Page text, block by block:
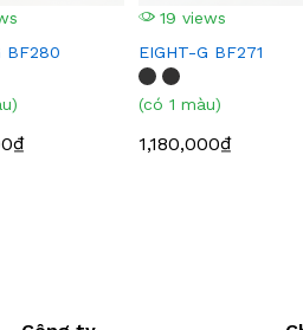
BF280
19 views
EIGHT-G BF271
(có 1 màu)
1,180,000₫